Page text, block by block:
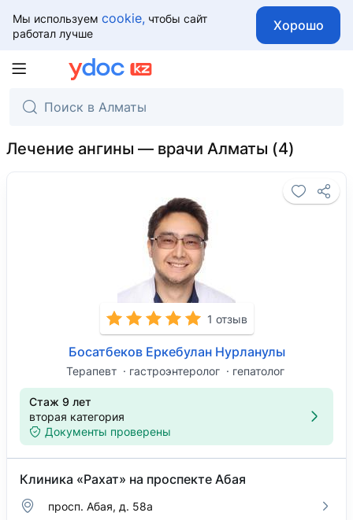
Мы используем cookie, чтобы сайт
работал лучше
Хорошо
Лечение ангины — врачи Алматы
1 отзыв
Босатбеков Еркебулан Нурланулы
Терапевт гастроэнтеролог гепатолог
Стаж 9 лет
вторая категория
Документы проверены
Клиника «Рахат» на проспекте Абая
просп. Абая, д. 58а